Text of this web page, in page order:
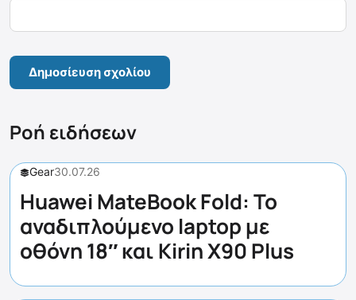
Ροή ειδήσεων
Gear30.07.26
Huawei MateBook Fold: Το
αναδιπλούμενο laptop με
οθόνη 18″ και Kirin X90 Plus